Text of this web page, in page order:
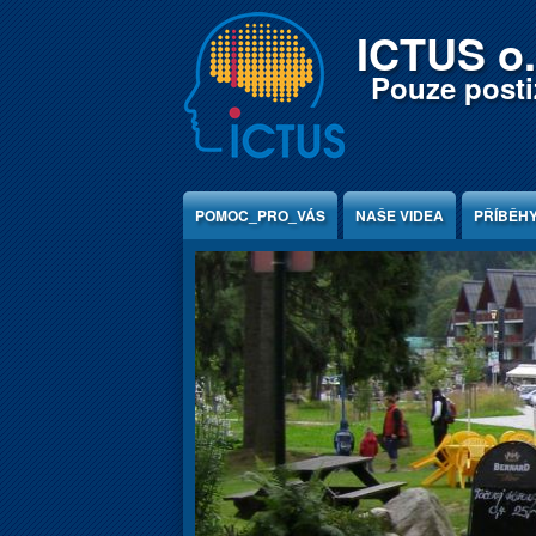
ICTUS
Pouze
POMOC_PRO_VÁS NAŠE VIDEA